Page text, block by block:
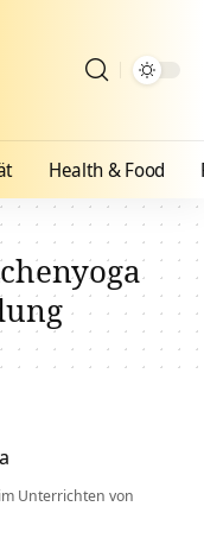
Health & Food
Unterrichten von